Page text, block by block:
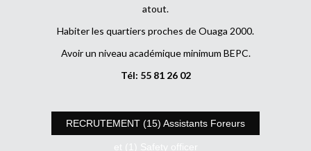
atout.
Habiter les quartiers proches de Ouaga 2000.
Avoir un niveau académique minimum BEPC.
Tél: 55 81 26 02
RECRUTEMENT (15) Assistants Foreurs
et (1) Safety officer